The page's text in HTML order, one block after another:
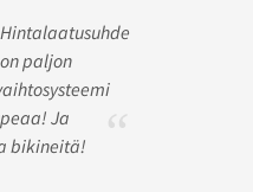
paljon
Ja
bikineitä!